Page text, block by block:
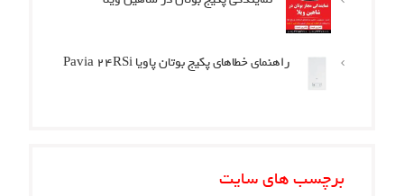
راهنمای خطاهای پکیج بوتان پاویا Pavia 24RSi
برچسب های سایت